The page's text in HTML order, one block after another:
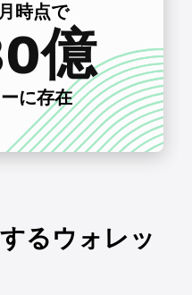
時点で
億
に存在
るウォレッ